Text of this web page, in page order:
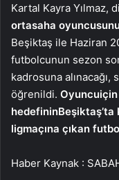
Kartal Kayra Yılmaz,
ortasaha
Beşiktaş ile Haziran
futbolcunun sezon
kadrosuna alınacağı,
öğrenildi. Oyuncuiçin
hedefinin
ligmaçına çıkan
Haber Kaynak :